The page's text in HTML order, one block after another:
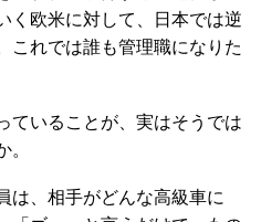
く欧米に対して、日本では逆
これでは誰も管理職になりた
いることが、実はそうでは
。
は、相手がどんな高級車に